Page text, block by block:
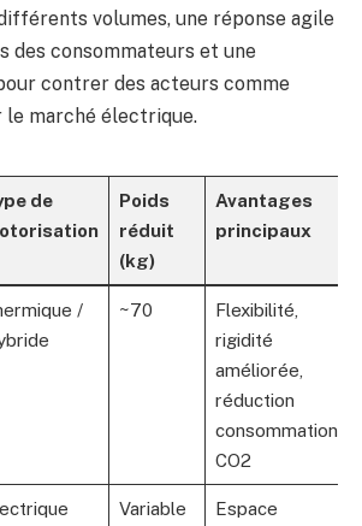
volumes, une réponse agile
des consommateurs et une
contrer des acteurs comme
le marché électrique.
de
Poids
réduit
(kg)
Avantages
principaux
/
~70
Flexibilité,
rigidité
améliorée,
réduction
consommation
CO2
Variable
Espace